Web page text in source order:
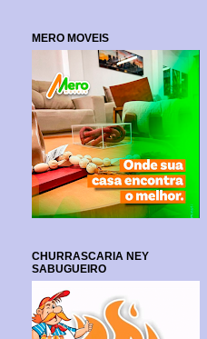
MERO MOVEIS
CHURRASCARIA NEY
SABUGUEIRO